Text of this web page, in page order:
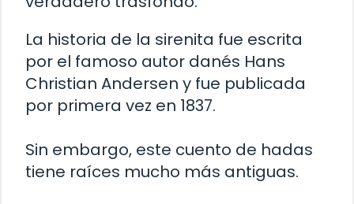
La historia de la sirenita fue escrita
por el famoso autor danés Hans
Christian Andersen y fue publicada
por primera vez en 1837.
Sin embargo, este cuento de hadas
tiene raíces mucho más antiguas.